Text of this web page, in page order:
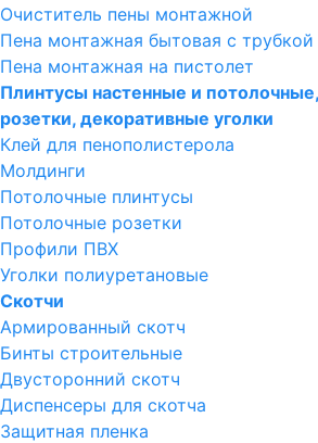
Очиститель пены монтажной
Пена монтажная бытовая с трубкой
Пена монтажная на пистолет
Плинтусы настенные и
розетки, декоративные уголки
Клей для пенополистерола
Молдинги
Потолочные плинтусы
Потолочные розетки
Профили ПВХ
Уголки полиуретановые
Скотчи
Армированный скотч
Бинты строительные
Двусторонний скотч
Диспенсеры для скотча
Защитная пленка